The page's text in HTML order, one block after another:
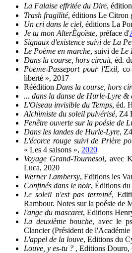
La Falaise effritée du Dire,
Trash fragilité, éditions Le Citron
Un cri dans le ciel, éditions La
Je tu mon AlterÈgoïste, préface d'
Signaux d'existence suivi de La
Le Poème en marche, suivi de Le
Dans la course, hors circuit, éd.
Poème-Passeport pour l'Exil,
liberté », 2017
Réédition Dans la course, hors
... dans la danse de Hurle-Lyre &
L'Oiseau invisible du Temps, éd.
Alchimiste du soleil pulvérisé, Z4
Fenêtre ouverte sur la poésie de
Dans les landes de Hurle-Lyre,
L'écorce rouge suivi de Prière
« Les 4 saisons », 2020
Voyage Grand-Tournesol, avec
Luca, 2020
Werner Lambersy, Editions les
Confinés dans le noir, Éditions du
Le soleil n'est pas terminé,
Rambour. Notes sur la poésie de
l'ange du mascaret, Editions
La deuxième bouche, avec le
Clancier (Président de
L'appel de la louve, Editions du
Louve, y es-tu ? , Editions Douro,